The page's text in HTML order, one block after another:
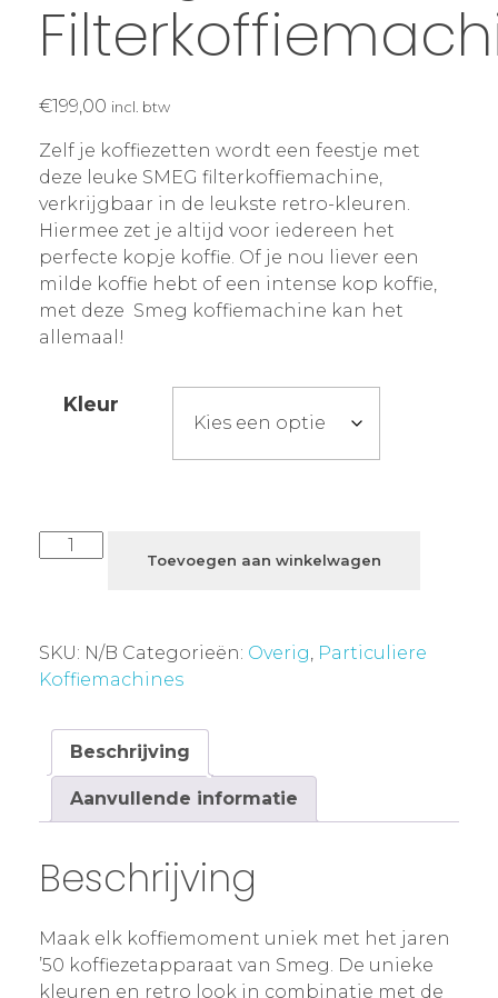
€199,00 incl. btw
Zelf je koffiezetten wordt een feestje met
deze leuke SMEG filterkoffiemachine,
verkrijgbaar in de leukste retro-kleuren.
Hiermee zet je altijd voor iedereen het
perfecte kopje koffie. Of je nou liever een
milde koffie hebt of een intense kop koffie,
met deze Smeg koffiemachine kan het
allemaal!
Kleur
Toevoegen aan winkelwagen
SKU: N/B Categorieën: Overig, Particuliere
Koffiemachines
Beschrijving
Aanvullende informatie
Beschrijving
Maak elk koffiemoment uniek met het jaren
’50 koffiezetapparaat van Smeg. De unieke
kleuren en retro look in combinatie met de